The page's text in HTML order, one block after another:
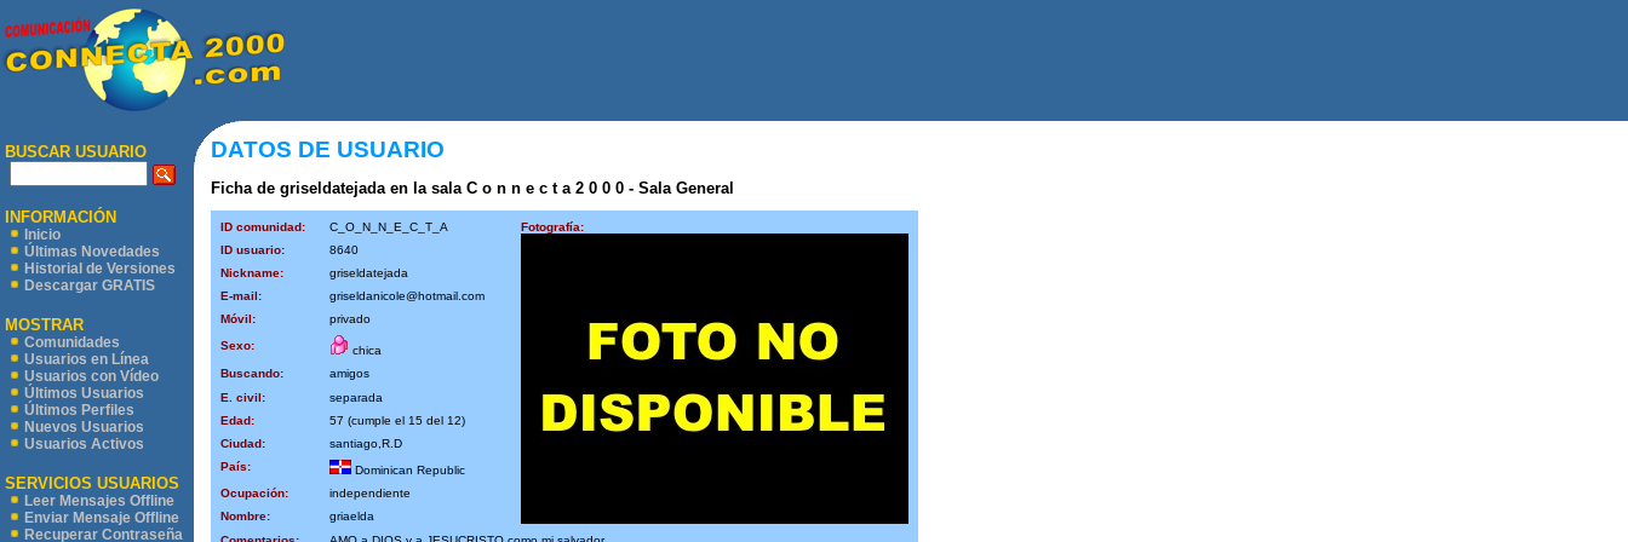
BUSCAR USUARIO
INFORMACIÓN
Inicio
Últimas Novedades
Historial de Versiones
Descargar GRATIS
MOSTRAR
Comunidades
Usuarios en Línea
Usuarios con Vídeo
Últimos Usuarios
Últimos Perfiles
Nuevos Usuarios
Usuarios Activos
SERVICIOS USUARIOS
Leer Mensajes Offline
Enviar Mensaje Offline
Recuperar Contraseña
DATOS DE USUARIO
Ficha de griseldatejada en la sala C o n n e c t a 2 0 0 0 - Sala General
ID comunidad: C_O_N_N_E_C_T_A
Fotografía:
ID usuario:
8640
Nickname:
griseldatejada
E-mail:
griseldanicole@hotmail.com
Móvil:
privado
Sexo:
chica
Buscando:
amigos
E. civil:
separada
Edad:
57 (cumple el 15 del 12)
Ciudad:
santiago,R.D
País:
Dominican Republic
Ocupación:
independiente
Nombre:
griaelda